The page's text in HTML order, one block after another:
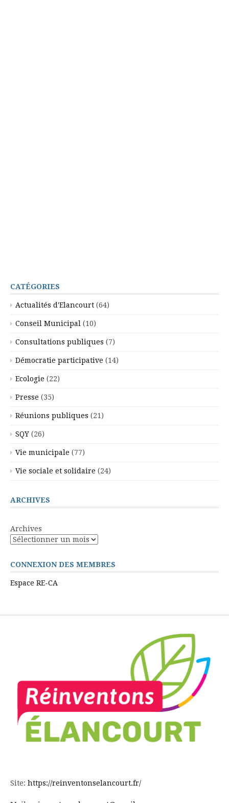
CATÉGORIES
Actualités d'Elancourt (64)
Conseil Municipal (10)
Consultations publiques (7)
Démocratie participative (14)
Ecologie (22)
Presse (35)
Réunions publiques (21)
SQY (26)
Vie municipale (77)
Vie sociale et solidaire (24)
ARCHIVES
Archives
CONNEXION DES MEMBRES
Espace RE-CA
Site: https://reinventonselancourt.fr/